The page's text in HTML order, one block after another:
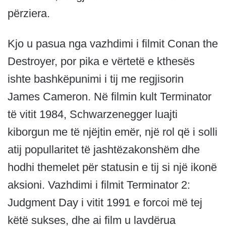
përziera.
Kjo u pasua nga vazhdimi i filmit Conan the
Destroyer, por pika e vërtetë e kthesës
ishte bashkëpunimi i tij me regjisorin
James Cameron. Në filmin kult Terminator
të vitit 1984, Schwarzenegger luajti
kiborgun me të njëjtin emër, një rol që i solli
atij popullaritet të jashtëzakonshëm dhe
hodhi themelet për statusin e tij si një ikonë
aksioni. Vazhdimi i filmit Terminator 2:
Judgment Day i vitit 1991 e forcoi më tej
këtë sukses, dhe ai film u lavdërua